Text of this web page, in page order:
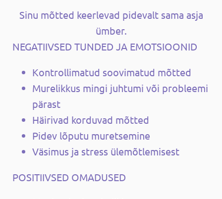
Sinu mõtted keerlevad pidevalt sama asja
ümber.
NEGATIIVSED TUNDED JA EMOTSIOONID
Kontrollimatud soovimatud mõtted
Murelikkus mingi juhtumi või probleemi
pärast
Häirivad korduvad mõtted
Pidev lõputu muretsemine
Väsimus ja stress ülemõtlemisest
POSITIIVSED OMADUSED